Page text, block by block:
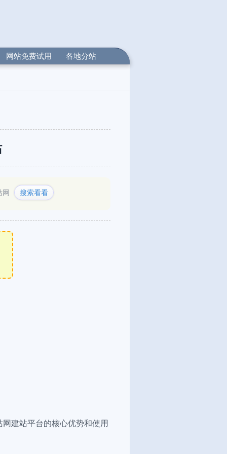
网站免费试用 各地分站
网 搜索看看
建站平台的核心优势和使用